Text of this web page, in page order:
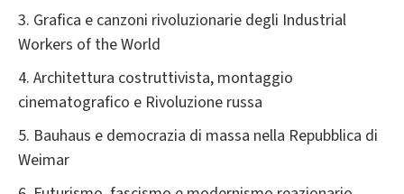
3. Grafica e canzoni rivoluzionarie degli Industrial
Workers of the World
4. Architettura costruttivista, montaggio
cinematografico e Rivoluzione russa
5. Bauhaus e democrazia di massa nella Repubblica di
Weimar